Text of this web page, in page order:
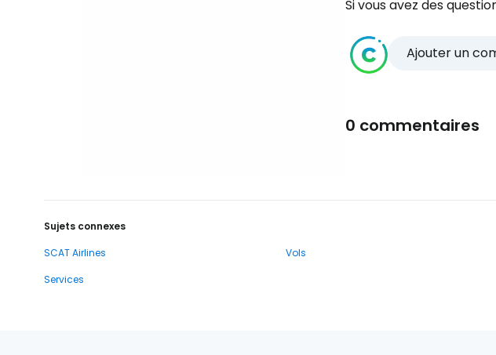
Si vous avez des
Ajouter un
0 commentaires
Sujets connexes
SCAT Airlines
Vols
Services